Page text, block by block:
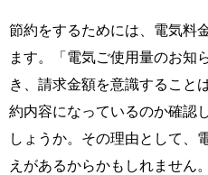
節約をするためには、電気料
ます。「電気ご使用量のお知
き、請求金額を意識すること
約内容になっているのか確認
しょうか。その理由として、
えがあるからかもしれません。